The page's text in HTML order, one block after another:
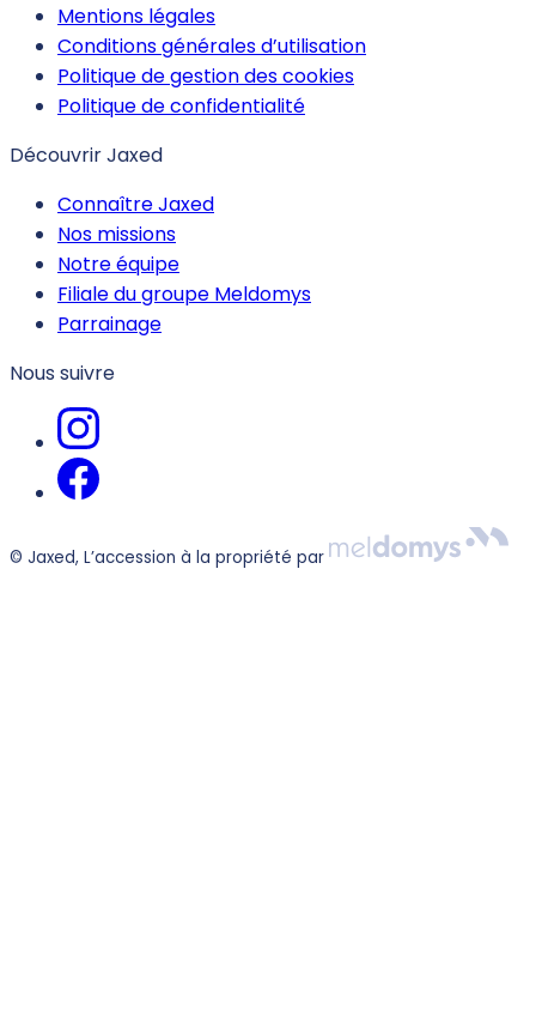
Mentions légales
Conditions générales d’utilisation
Politique de gestion des cookies
Politique de confidentialité
Découvrir Jaxed
Connaître Jaxed
Nos missions
Notre équipe
Filiale du groupe Meldomys
Parrainage
Nous suivre
© Jaxed, L’accession à la propriété par